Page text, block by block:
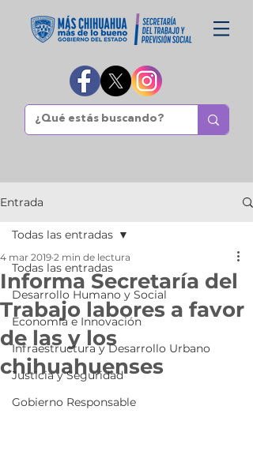
Entrada
Todas las entradas
Desarrollo Humano y Social
Economía e Innovación
Infraestructura y Desarrollo Urbano
Justicia y Seguridad
Gobierno Responsable
Todas las entradas
Informa Secretaría del
Trabajo labores a favor
de las y los
chihuahuenses
4 mar 2019 2 min de lectura